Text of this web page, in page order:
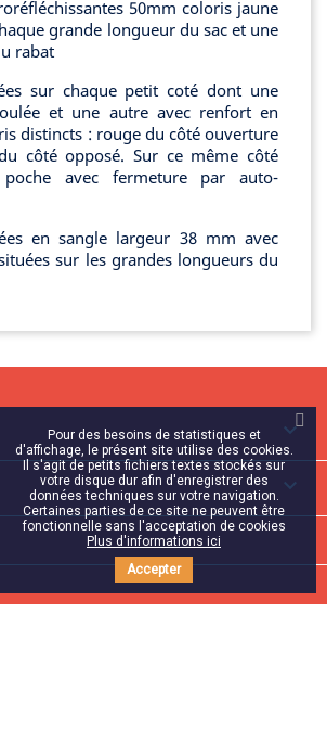
50mm coloris jaune
grande longueur du sac et une
rabat
sur chaque petit coté dont une
et une autre avec renfort en
distincts : rouge du côté ouverture
côté opposé. Sur ce même côté
avec fermeture par auto-
en sangle largeur 38 mm avec
sur les grandes longueurs du


Pour des besoins de statistiques et
d'affichage, le présent site utilise des cookies.
Il s'agit de petits fichiers textes stockés sur
votre disque dur afin d'enregistrer des
données techniques sur votre navigation.
Certaines parties de ce site ne peuvent être
fonctionnelle sans l'acceptation de cookies
Plus d'informations ici
Accepter